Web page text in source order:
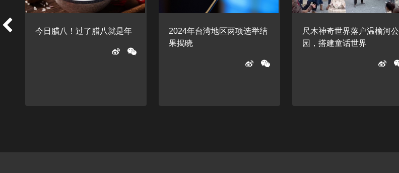
今日腊八！过了腊八就是年
2024年台湾地区两项选举结
果揭晓
尺木神奇世界落户温榆河公
园，搭建童话世界